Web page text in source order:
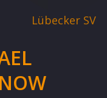
Lübecker SV